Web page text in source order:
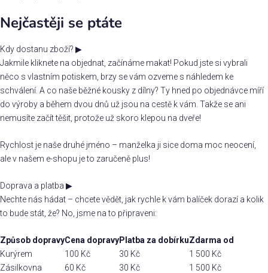
Nejčastěji se ptáte
Kdy dostanu zboží? ▶
Jakmile kliknete na objednat, začínáme makat! Pokud jste si vybrali
něco s vlastním potiskem, brzy se vám ozveme s náhledem ke
schválení. A co naše běžné kousky z dílny? Ty hned po objednávce míří
do výroby a během dvou dnů už jsou na cestě k vám. Takže se ani
nemusíte začít těšit, protože už skoro klepou na dveře!
Rychlost je naše druhé jméno – manželka ji sice doma moc neocení,
ale v našem e-shopu je to zaručeně plus!
Doprava a platba ▶
Nechte nás hádat – chcete vědět, jak rychle k vám balíček dorazí a kolik
to bude stát, že? No, jsme na to připraveni:
Způsob dopravyCena dopravyPlatba za dobírkuZdarma od
Kurýrem
100 Kč 30 Kč
1 500 Kč
Zásilkovna
60 Kč 30 Kč
1 500 Kč